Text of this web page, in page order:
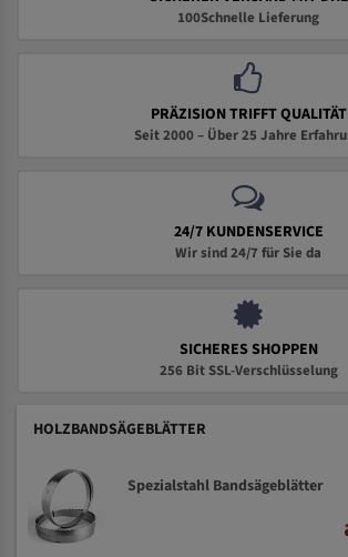
100Schnelle Lieferung
PRÄZISION TRIFFT QUALITÄT
Seit 2000 – Über 25 Jahre
24/7 KUNDENSERVICE
Wir sind 24/7 für Sie da
SICHERES SHOPPEN
256 Bit SSL-Verschlüsselung
HOLZBANDSÄGEBLÄTTER
Spezialstahl Bandsägeblätter